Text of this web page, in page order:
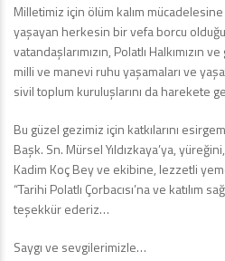
Milletimiz için ölüm kalım
yaşayan herkesin bir vefa borcu
vatandaşlarımızın, Polatlı Halkımızın
milli ve manevi ruhu yaşamaları ve
sivil toplum kuruluşlarını da harekete
Bu güzel gezimiz için katkılarını
Başk. Sn. Mürsel Yıldızkaya’ya,
Kadim Koç Bey ve ekibine, lezzetli
“Tarihi Polatlı Çorbacısı’na ve katılım
teşekkür ederiz…
Saygı ve sevgilerimizle…